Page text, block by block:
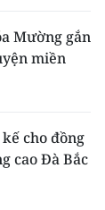
Mường gắn
miền
cho đồng
cao Đà Bắc